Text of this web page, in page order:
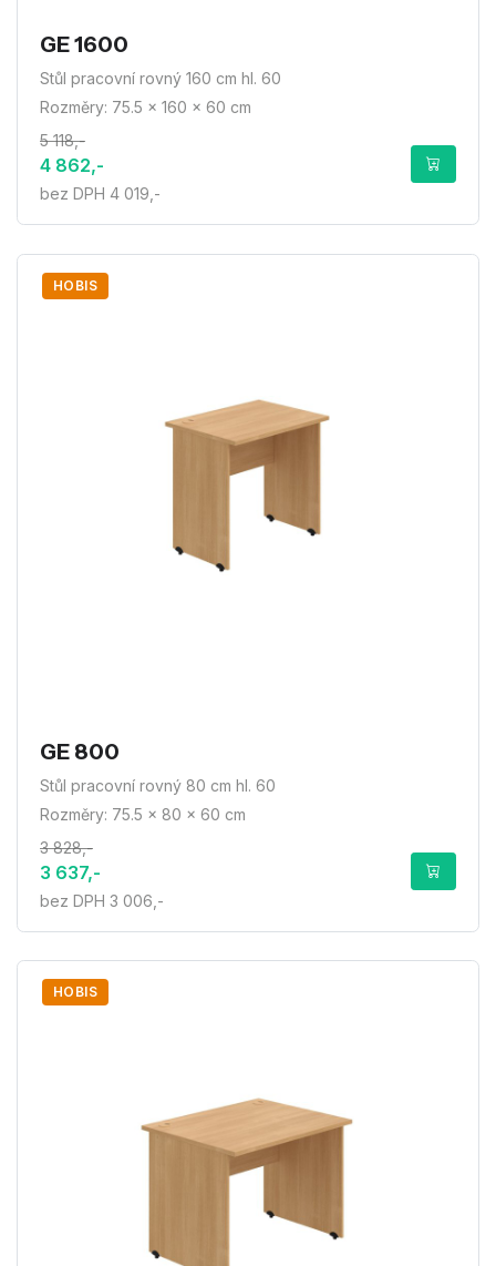
GE 1600
Stůl pracovní rovný 160 cm hl. 60
Rozměry: 75.5 × 160 × 60 cm
5 118,-
4 862,-
bez DPH 4 019,-
HOBIS
GE 800
Stůl pracovní rovný 80 cm hl. 60
Rozměry: 75.5 × 80 × 60 cm
3 828,-
3 637,-
bez DPH 3 006,-
HOBIS